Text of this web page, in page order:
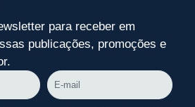
para receber em
publicações, promoções e
E-
mail